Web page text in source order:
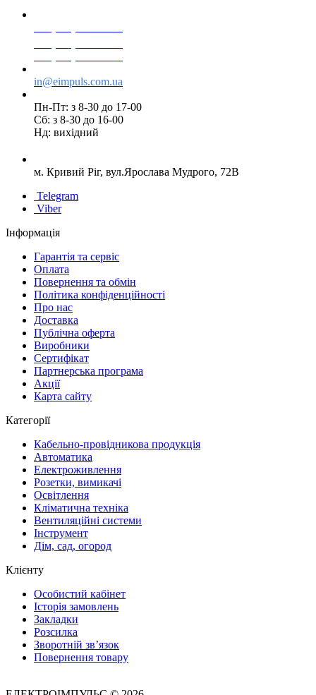
in@eimpuls.com.ua
Пн-Пт: з 8-30 до 17-00
Сб: з 8-30 до 16-00
Нд: вихідний
м. Кривий Ріг, вул.Ярослава Мудрого, 72В
Telegram
Viber
Інформація
Гарантія та сервіс
Оплата
Повернення та обмін
Політика конфіденційності
Про нас
Доставка
Публічна оферта
Виробники
Сертифікат
Партнерська програма
Акції
Карта сайту
Категорії
Кабельно-провідникова продукція
Автоматика
Електроживлення
Розетки, вимикачі
Освітлення
Кліматична техніка
Вентиляційні системи
Інструмент
Дім, сад, огород
Клієнту
Особистий кабінет
Історія замовлень
Закладки
Розсилка
Зворотній зв’язок
Повернення товару